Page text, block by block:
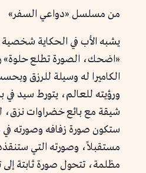
من مسلسل «دواعي السفر»
يشبه الأب في الحكاية شخصية
«اضحك، الصورة تطلع حلوة»
الكاميرا له وسيلة للرزق
ورؤيته للعالم، يتورط سيد في
شيقة مع بائع خضراوات نزق،
ستكون صورة زفافه وصورته
مستقبلاً، وصورته التي
مظلمة، تتحول صورة ثابتة